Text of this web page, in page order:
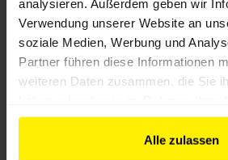
analysieren. Außerdem geben wir
Verwendung unserer Website an
soziale Medien, Werbung und
Partner führen diese Informationen
weiteren Daten zusammen, die Sie
gesammelt haben.
Alle zulassen